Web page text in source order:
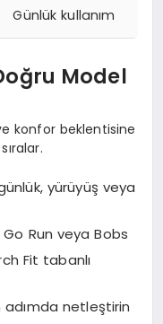
Günlük kullanım
Model
konfor beklentisine
yürüyüş veya
Run veya Bobs
Fit tabanlı
netleştirin